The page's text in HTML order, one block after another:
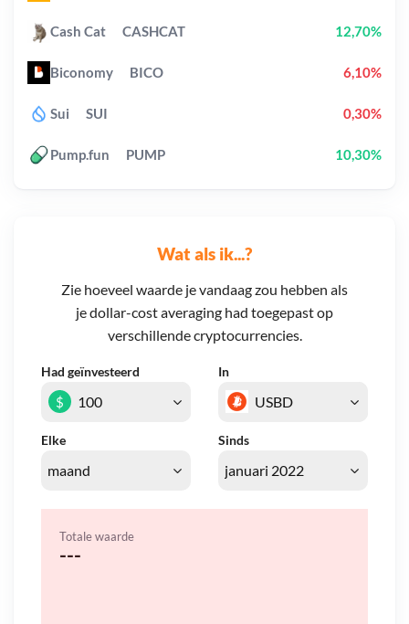
Wat als ik...?
Zie hoeveel waarde je vandaag zou hebben als
je dollar-cost averaging had toegepast op
verschillende cryptocurrencies.
Had geïnvesteerd In
Elke Sinds
$
Totale waarde
---
Cash Cat CASHCAT 12,70%
Biconomy BICO 6,10%
Sui SUI 0,30%
Pump.fun PUMP 10,30%